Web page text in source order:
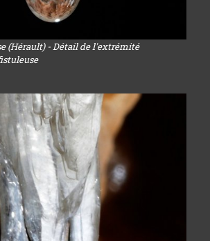
(Hérault) - Détail de l'extrémité